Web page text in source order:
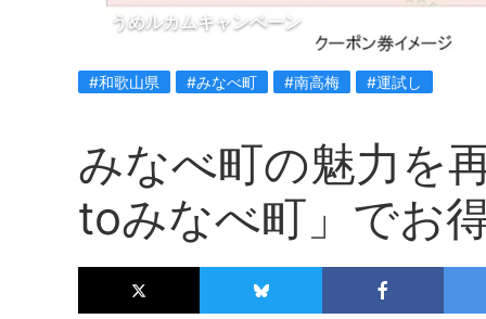
うめルカムキャンペーン
#和歌山県 #みなべ町 #南高梅 #運試し
みなべ町の魅力を
toみなべ町」でお